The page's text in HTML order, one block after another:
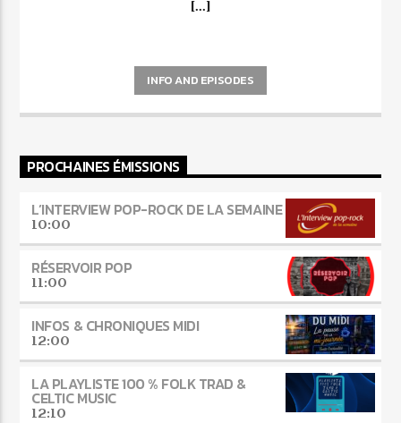
[...]
INFO AND EPISODES
PROCHAINES ÉMISSIONS
L’INTERVIEW POP-ROCK DE LA SEMAINE
10:00
RÉSERVOIR POP
11:00
INFOS & CHRONIQUES MIDI
12:00
LA PLAYLISTE 100 % FOLK TRAD &
CELTIC MUSIC
12:10